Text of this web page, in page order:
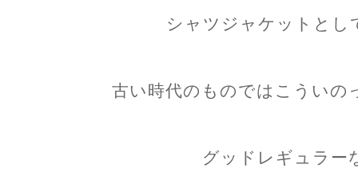
シャツジャケットとし
古い時代のものではこういの
グッドレギュラー